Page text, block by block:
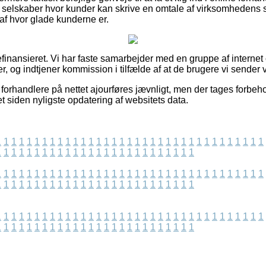
hvor kunder kan skrive en omtale af virksomhedens
hvor glade kunderne er.
Vi har faste samarbejder med en gruppe af internet
og indtjener kommission i tilfælde af at de brugere vi sender
på nettet ajourføres jævnligt, men der tages
siden nyligste opdatering af websitets data.
1 1 1 1 1 1 1 1 1 1 1 1 1 1 1 1 1 1 1 1 1 1 1 1 1 1 1 1 1 1 1 1 1 1
1 1 1 1 1 1 1 1 1 1 1 1 1 1 1 1 1 1 1 1 1 1 1 1 1
1 1 1 1 1 1 1 1 1 1 1 1 1 1 1 1 1 1 1 1 1 1 1 1 1 1 1 1 1 1 1 1 1 1
1 1 1 1 1 1 1 1 1 1 1 1 1 1 1 1 1 1 1 1 1 1 1 1 1
1 1 1 1 1 1 1 1 1 1 1 1 1 1 1 1 1 1 1 1 1 1 1 1 1 1 1 1 1 1 1 1 1 1
1 1 1 1 1 1 1 1 1 1 1 1 1 1 1 1 1 1 1 1 1 1 1 1 1